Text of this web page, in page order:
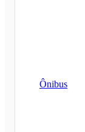
Ônibus